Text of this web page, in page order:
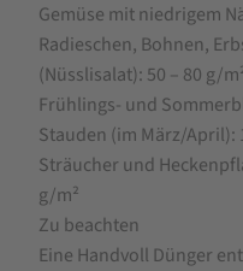
Gemüse mit niedrigem
Radieschen, Bohnen,
(Nüsslisalat): 50 – 80 g/
Frühlings- und
Stauden (im März/April):
Sträucher und
g/m²
Zu beachten
Eine Handvoll Dünger